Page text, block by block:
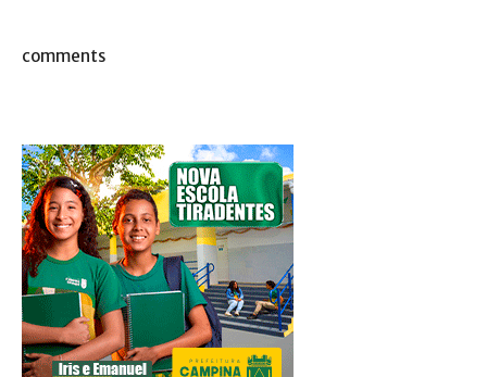
comments